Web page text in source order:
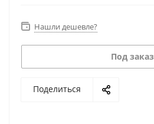
Нашли дешевле?
Под заказ
Поделиться